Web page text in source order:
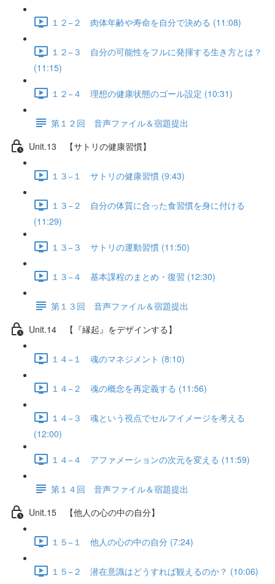
１２−２ 肉体年齢や寿命を自分で決める (11:08)
１２−３ 自分の可能性をフルに発揮する生き方とは？
(11:15)
１２−４ 理想の健康状態のゴール設定 (10:31)
第１２回 音声ファイル＆宿題提出
Unit.13 【サトリの健康習慣】
１３−１ サトリの健康習慣 (9:43)
１３−２ 自分の体質に合った食習慣を身に付ける
(11:29)
１３−３ サトリの運動習慣 (11:50)
１３−４ 基本課程のまとめ・復習 (12:30)
第１３回 音声ファイル＆宿題提出
Unit.14 【『縁起』をデザインする】
１４−１ 魂のマネジメント (8:10)
１４−２ 魂の概念を再定義する (11:56)
１４−３ 魂という視点でセルフイメージを考える
(12:00)
１４−４ アファメーションの次元を変える (11:59)
第１４回 音声ファイル＆宿題提出
Unit.15 【他人の心の中の自分】
１５−１ 他人の心の中の自分 (7:24)
１５−２ 潜在意識はどうすれば観えるのか？ (10:06)